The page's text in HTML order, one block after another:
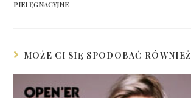
PIELĘGNACYJNE
MOŻE CI SIĘ SPODOBAĆ RÓWNIEŻ